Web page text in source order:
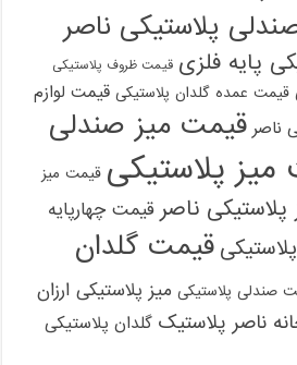
پلاستیکی ناصر
پایه فلزی قیمت ظروف پلاستیکی
قیمت عمده گلدان پلاستیکی قیمت لوازم
ناصر قیمت میز صندلی
پلاستیکی قیمت میز
ناصر قیمت چهارپایه
قیمت گلدان
صندلی پلاستیکی میز پلاستیکی ارزان
ناصر پلاستیک گلدان پلاستیکی